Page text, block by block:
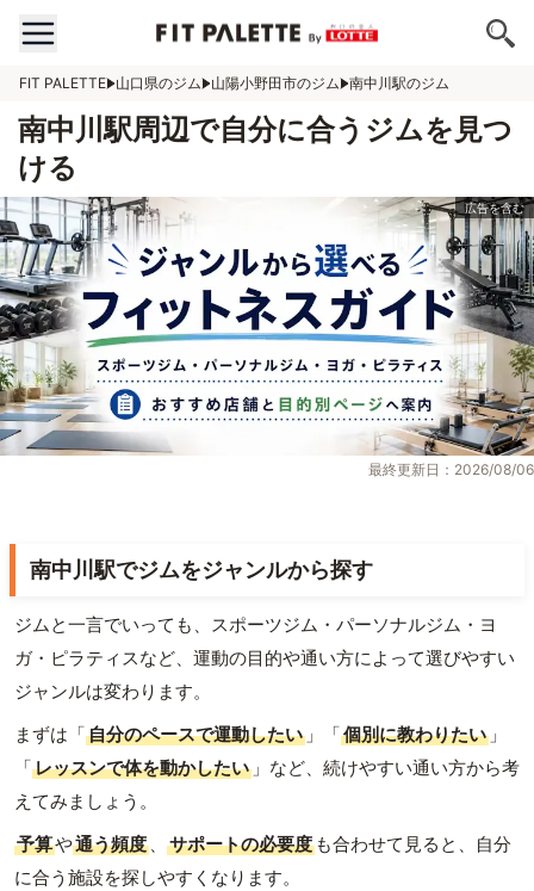
FIT PALETTE 山口県のジム 山陽小野田市のジム 南中川駅のジム
南中川駅周辺で自分に合うジムを見つ
ける
最終更新日：2026/08/06
南中川駅でジムをジャンルから探す
ジムと一言でいっても、スポーツジム・パーソナルジム・ヨ
ガ・ピラティスなど、運動の目的や通い方によって選びやすい
ジャンルは変わります。
まずは「自分のペースで運動したい 」「個別に教わりたい 」
「レッスンで体を動かしたい 」など、続けやすい通い方から考
えてみましょう。
予算や通う頻度 、 サポートの必要度 も合わせて見ると、自分
に合う施設を探しやすくなります。